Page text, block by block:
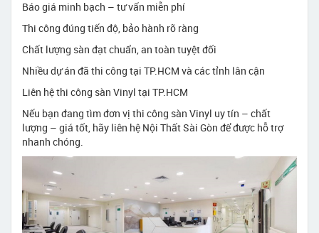
Báo giá minh bạch – tư vấn miễn phí
Thi công đúng tiến độ, bảo hành rõ ràng
Chất lượng sàn đạt chuẩn, an toàn tuyệt đối
Nhiều dự án đã thi công tại TP.HCM và các tỉnh lân cận
Liên hệ thi công sàn Vinyl tại TP.HCM
Nếu bạn đang tìm đơn vị thi công sàn Vinyl uy tín – chất
lượng – giá tốt, hãy liên hệ Nội Thất Sài Gòn để được hỗ trợ
nhanh chóng.